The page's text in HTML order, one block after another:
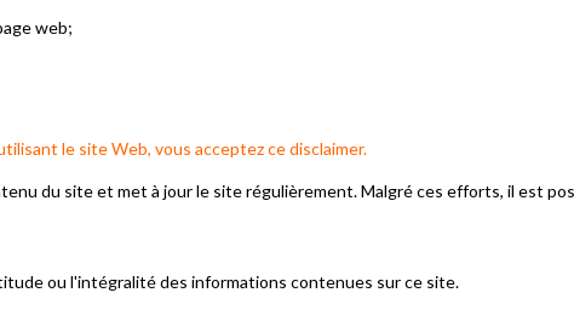
web;
le site Web, vous acceptez ce disclaimer.
du site et met à jour le site régulièrement.Malgré ces efforts, il est
ou l'intégralité des informations contenues sur ce site.